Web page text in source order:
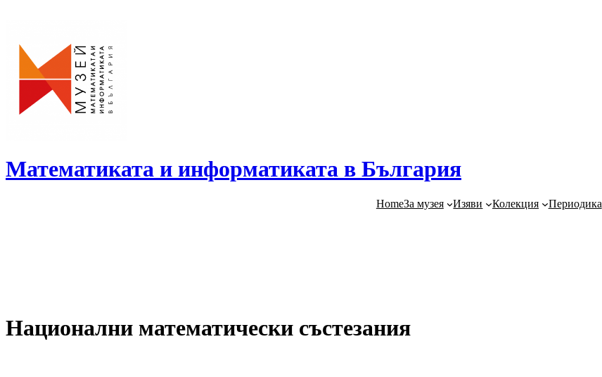
Математиката и информатиката в България
HomeЗа музея Изяви Колекция Периодика
Национални математически състезания